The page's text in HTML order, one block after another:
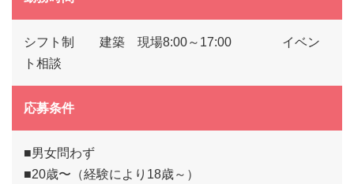
シフト制 建築 現場8:00～17:00 イベン
ト相談
応募条件
■男女問わず
■20歳〜（経験により18歳～）